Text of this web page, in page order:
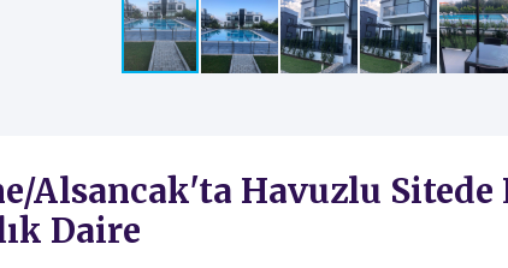
Alsancak'ta Havuzlu Sitede
Daire